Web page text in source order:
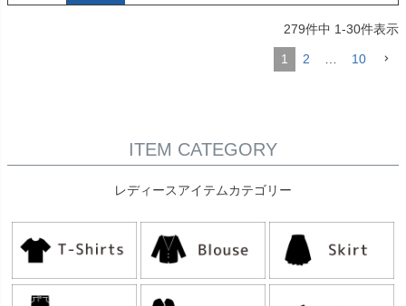
279件中 1-30件表示
1 2 10
ITEM CATEGORY
レディースアイテムカテゴリー